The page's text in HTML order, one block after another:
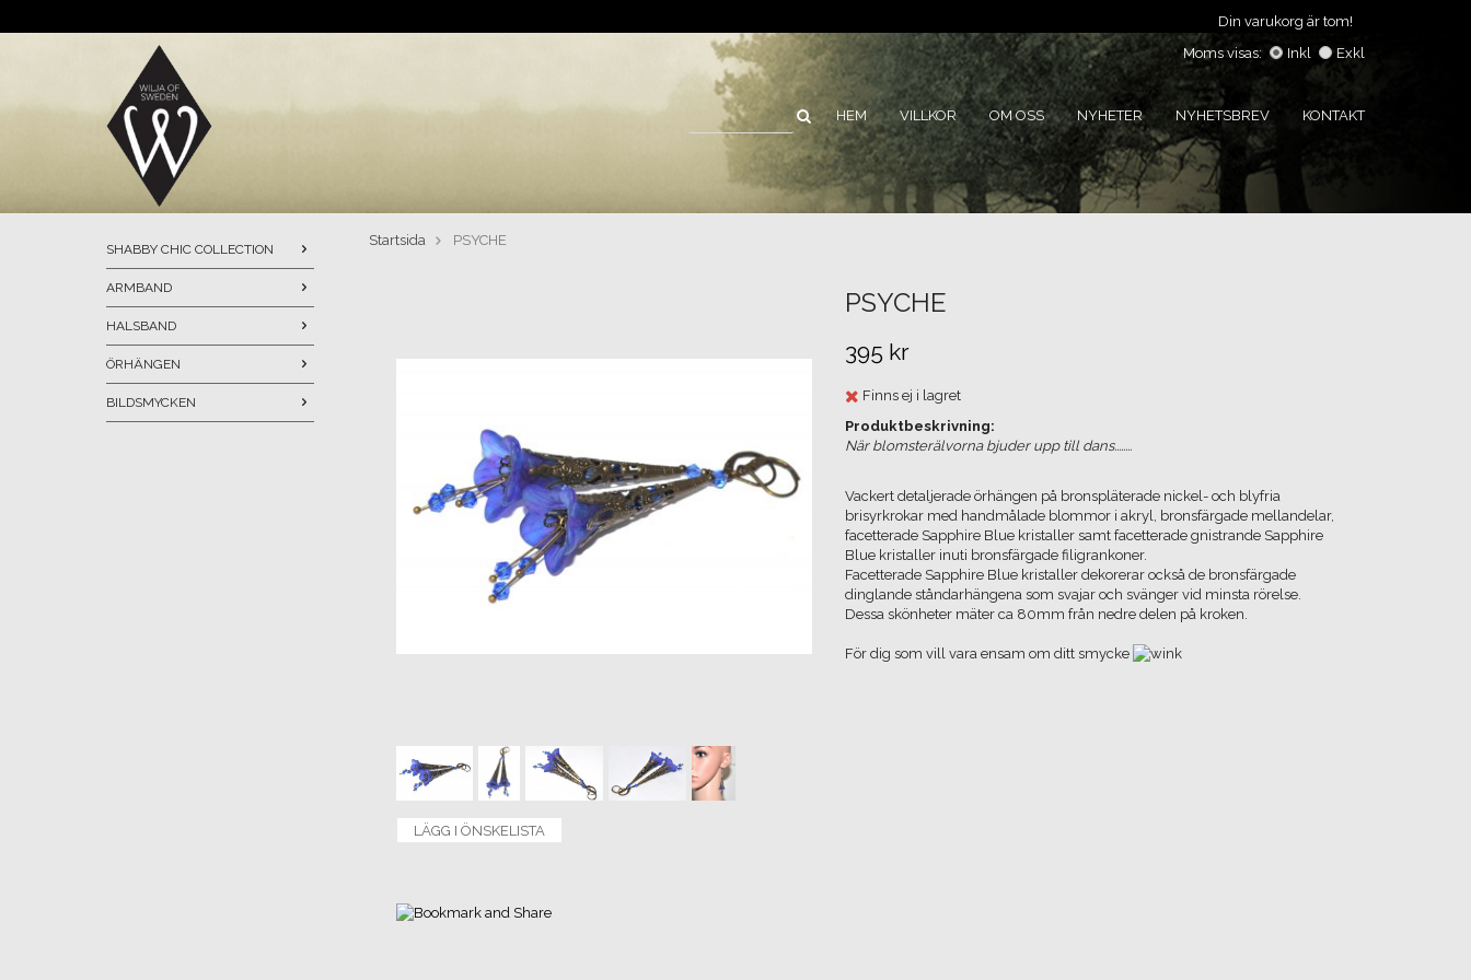
Din varukorg är tom!
Moms visas:
Inkl Exkl
HEM VILLKOR OM OSS NYHETER NYHETSBREV KONTAKT
SHABBY CHIC COLLECTION
ARMBAND
HALSBAND
ÖRHÄNGEN
BILDSMYCKEN
Startsida PSYCHE
LÄGG I ÖNSKELISTA
PSYCHE
395 kr
Finns ej i lagret
Produktbeskrivning:
När blomsterälvorna bjuder upp till dans........
Vackert detaljerade örhängen på bronspläterade nickel- och blyfria
brisyrkrokar med handmålade blommor i akryl, bronsfärgade mellandelar,
facetterade Sapphire Blue kristaller samt facetterade gnistrande Sapphire
Blue kristaller inuti bronsfärgade filigrankoner.
Facetterade Sapphire Blue kristaller dekorerar också de bronsfärgade
dinglande ståndarhängena som svajar och svänger vid minsta rörelse.
Dessa skönheter mäter ca 80mm från nedre delen på kroken.
För dig som vill vara ensam om ditt smycke